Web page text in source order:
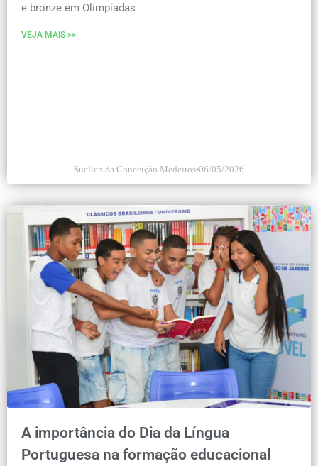
e bronze em Olímpíadas
VEJA MAIS >>
Suellen da Conceição Medeiros 06/05/2026
A importância do Dia da Língua
Portuguesa na formação educacional